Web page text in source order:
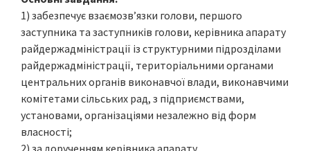
1) забезпечує взаємозв’язки голови, першого
заступника та заступників голови, керівника апарату
райдержадміністрації із структурними підрозділами
райдержадміністрації, територіальними органами
центральних органів виконавчої влади, виконавчими
комітетами сільських рад, з підприємствами,
установами, організаціями незалежно від форм
власності;
2) за дорученням керівника апарату